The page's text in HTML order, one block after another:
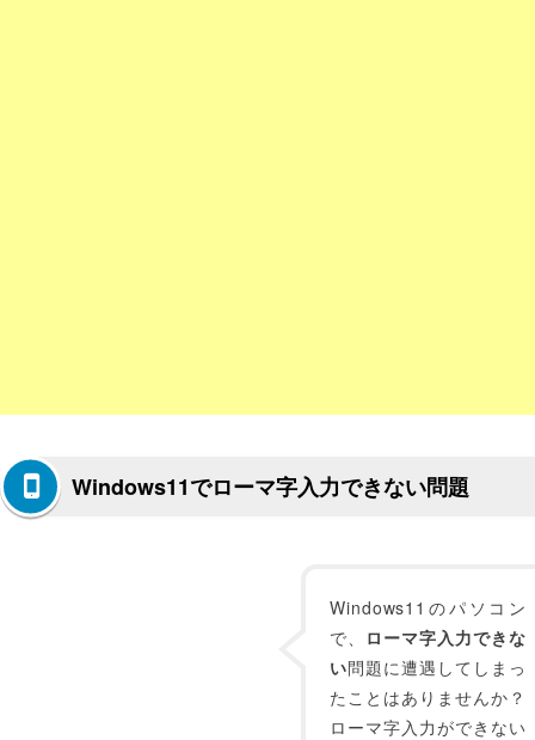
Windows11でローマ字入力できない問題
Windows11のパソコン
で、 ローマ字入力できな
い問題に遭遇してしまっ
たことはありませんか？
ローマ字入力ができない